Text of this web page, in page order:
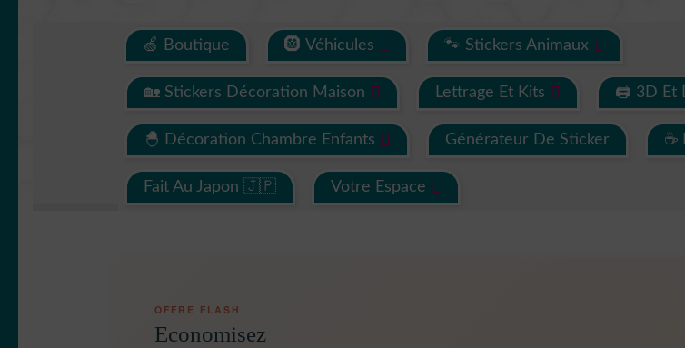
🍏 Boutique 🛞 Véhicules 🐾 Stickers Animaux
🏡 Stickers Décoration Maison Lettrage Et Kits 🖨 3D Et
🐣 Décoration Chambre Enfants Générateur De Sticker ☕
Fait Au Japon 🇯🇵 Votre Espace
OFFRE FLASH
Economisez